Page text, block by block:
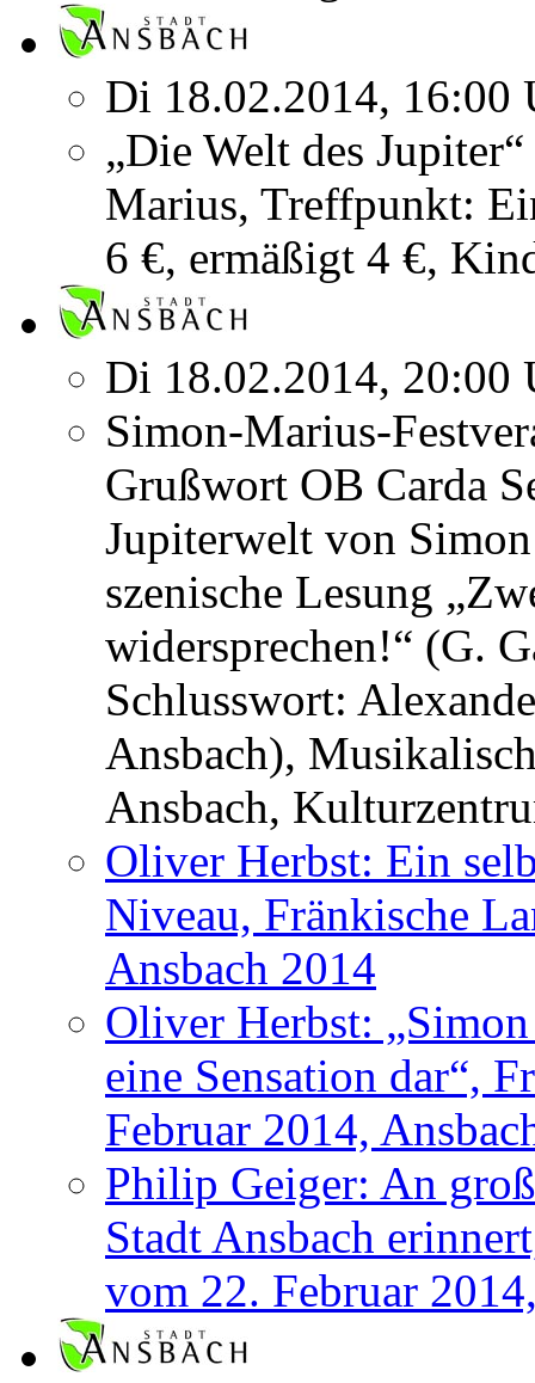
Di 18.02.2014, 16:00
„Die Welt des
Marius, Treffpunkt:
6 €, ermäßigt 4 €,
Di 18.02.2014, 20:00
Simon-Marius-
Grußwort OB Carda
Jupiterwelt von
szenische Lesung
widersprechen!“ (G.
Schlusswort:
Ansbach),
Ansbach,
Oliver Herbst: Ein
Niveau, Fränkische
Ansbach 2014
Oliver Herbst:
eine Sensation dar“,
Februar 2014,
Philip Geiger: An
Stadt Ansbach
vom 22. Februar